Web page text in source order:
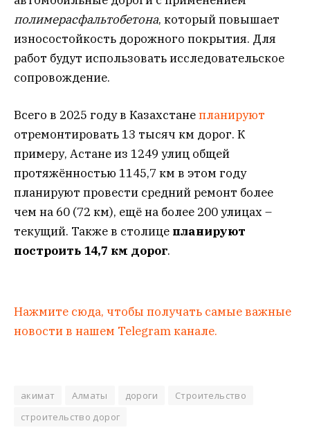
полимерасфальтобетона, который повышает
износостойкость дорожного покрытия. Для
работ будут использовать исследовательское
сопровождение.
Всего в 2025 году в Казахстанепланируют
отремонтировать 13 тысяч км дорог. К
примеру, Астане из 1249 улиц общей
протяжённостью 1145,7 км в этом году
планируют провести средний ремонт более
чем на 60 (72 км), ещё на более 200 улицах –
текущий. Также в столице планируют
построить 14,7 км дорог.
Нажмите сюда, чтобы получать самые важные
новости в нашем Telegram канале.
акимат Алматы дороги
Строительство
строительство дорог